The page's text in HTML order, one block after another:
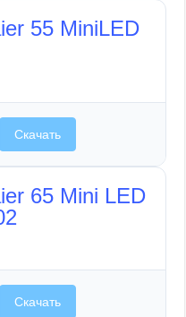
55 MiniLED
Скачать
65 Mini LED
Скачать